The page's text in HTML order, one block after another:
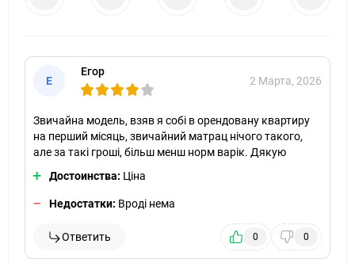
Е
Егор
2 Марта, 2026
Звичайна модель, взяв я собі в орендовану квартиру
на перший місяць, звичайний матрац нічого такого,
але за такі гроші, більш менш норм варік. Дякую
Достоинства: Ціна
Недостатки: Вроді нема
Ответить 0 0